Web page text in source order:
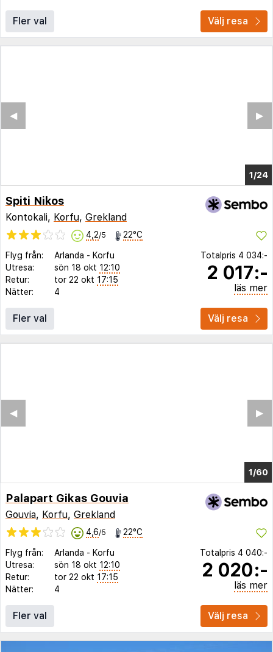
Fler val Välj resa
1/17
▶︎
◀︎
Spiti Nikos
Kontokali, Korfu, Grekland
4,2/5 22°C
Flyg från: Arlanda - Korfu
Utresa:
sön 18 okt 12:10
Retur:
tor 22 okt 17:15
Nätter:
4
Totalpris 4 034:-
2 017:-
läs mer
Fler val Välj resa
1/54
▶︎
◀︎
Palapart Gikas Gouvia
Gouvia, Korfu, Grekland
4,6/5 22°C
Flyg från: Arlanda - Korfu
Utresa:
sön 18 okt 12:10
Retur:
tor 22 okt 17:15
Nätter:
4
Totalpris 4 040:-
2 020:-
läs mer
Fler val Välj resa